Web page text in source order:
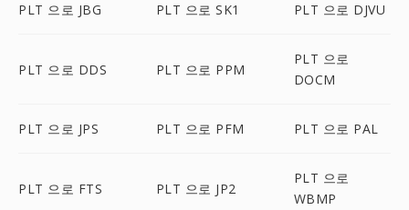
PLT 으로 JBG PLT 으로 SK1 PLT 으로 DJVU
PLT 으로 DDS PLT 으로 PPM
PLT 으로
DOCM
PLT 으로 JPS PLT 으로 PFM PLT 으로 PAL
PLT 으로 FTS PLT 으로 JP2
PLT 으로
WBMP